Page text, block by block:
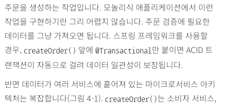
주문을 생성하는 작업입니다. 모놀리식 애플리케이션에서 이런
작업을 구현하기란 그리 어렵지 않습니다. 주문 검증에 필요한
데이터를 그냥 가져오면 됩니다. 스프링 프레임워크를 사용할
경우, createOrder() 앞에 @Transactional 만 붙이면 ACID 트
랜잭션이 자동으로 걸려 데이터 일관성이 보장됩니다.
반면 데이터가 여러 서비스에 흩어져 있는 마이크로서비스 아키
텍처는 복잡합니다(그림 4-1). createOrder()는 소비자 서비스,